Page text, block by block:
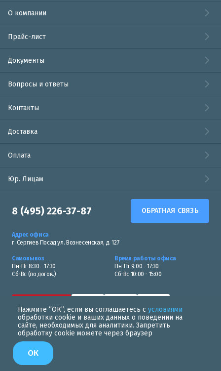
Нажмите “ОК”, если вы соглашаетесь с условиями
обработки cookie и ваших данных о поведении на
сайте, необходимых для аналитики. Запретить
обработку cookie можете через браузер
ОК
О компании
Прайс-лист
Документы
Вопросы и ответы
Контакты
Доставка
Оплата
Юр. Лицам
8 (495) 226-37-87 ОБРАТНАЯ СВЯЗЬ
Адрес офиса
г. Сергиев Посад ул. Вознесенская, д. 127
Самовывоз
Пн-Пт 8:30 - 17:30
Сб-Вс (по догов.)
Время работы офиса
Пн-Пт 9:00 - 17:30
Сб-Вс 10:00 - 15:00
Политика в области обработки персональных данных